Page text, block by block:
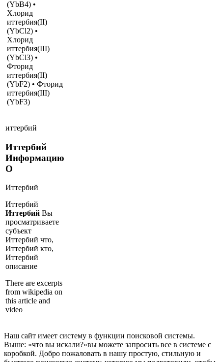
(YbB4) •
Хлорид
иттербия(II)
(YbCl2) •
Хлорид
иттербия(III)
(YbCl3) •
Фторид
иттербия(II)
(YbF2) • Фторид
иттербия(III)
(YbF3)
иттербий
Иттербий
Информацию
О
Иттербий
Иттербий
Иттербий Вы
просматриваете
субъект
Иттербий что,
Иттербий кто,
Иттербий
описание
There are excerpts
from wikipedia on
this article and
video
Наш сайт имеет систему в функции поисковой системы.
Выше: «что вы искали?»вы можете запросить все в системе с
коробкой. Добро пожаловать в нашу простую, стильную и